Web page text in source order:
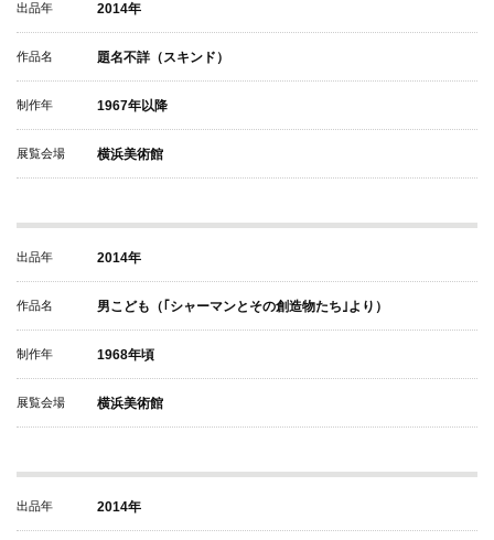
出品年 2014年
作品名 題名不詳（スキンド）
制作年 1967年以降
展覧会場 横浜美術館
出品年 2014年
作品名 男こども（｢シャーマンとその創造物たち｣より）
制作年 1968年頃
展覧会場 横浜美術館
出品年 2014年